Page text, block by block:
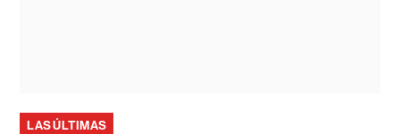
LAS ÚLTIMAS